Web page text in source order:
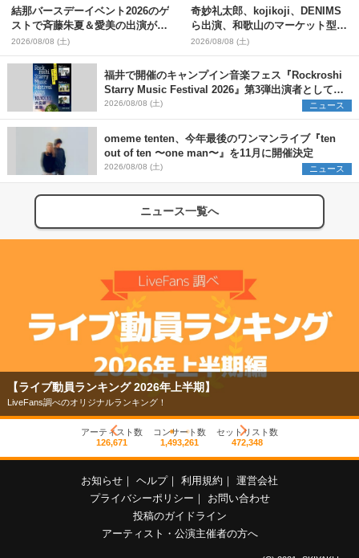
結那バースデーイベント2026のゲ
ストで斉藤朱夏＆愛美の出演が決
定
2026/08/08 (土)
奇妙礼太郎、kojikoji、DENIMS
ら出演、和歌山のマーケット型野
外イベント『PICNIC JAM
2026』早割チケット発売開始
2026/08/08 (土)
福井で開催のキャンプイン音楽フェス『Rockroshi
Starry Music Festival 2026』第3弾出演者として
SCOOBIE DO、かりゆし58、Reiを発表
2026/08/08 (土) ニュース
omeme tenten、今年最後のワンマンライブ『ten
out of ten 〜one man〜』を11月に開催決定
2026/08/08 (土) ニュース
ニュース一覧へ
【ライブ動員ランキング 2026年上半期】
LiveFans調べのオリジナルランキング！
アーティスト数
126,671
コンサート数
1,493,261
セットリスト数
472,348
お知らせ ヘルプ 利用規約
運営会社
プライバシーポリシー
お問い合わせ
投稿のガイドライン
アーティスト・公演主催者の方へ